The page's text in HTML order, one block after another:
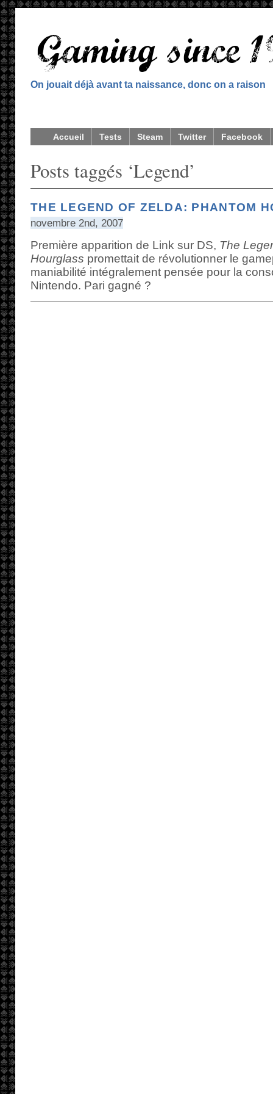
On jouait déjà avant ta naissance, donc on a raison
Accueil Tests Steam Twitter Facebook
Posts taggés ‘Legend’
THE LEGEND OF ZELDA: PHANTOM
novembre 2nd, 2007
Première apparition de Link sur DS, The
Hourglass promettait de révolutionner le
maniabilité intégralement pensée pour la
Nintendo. Pari gagné ?